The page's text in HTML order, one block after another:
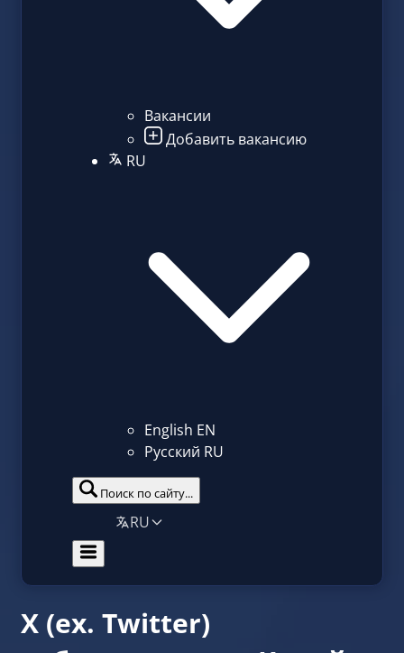
Вакансии
Добавить вакансию
RU
English EN
Русский RU
Поиск по сайту...
RU
X (ex. Twitter)